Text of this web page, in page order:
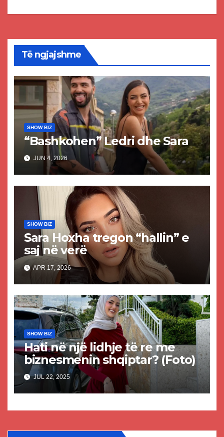
Të ngjajshme
SHOW BIZ
“Bashkohen” Ledri dhe Sara
JUN 4, 2026
SHOW BIZ
Sara Hoxha tregon “hallin” e
saj në verë
APR 17, 2026
SHOW BIZ
Hati në një lidhje të re me
biznesmenin shqiptar? (Foto)
JUL 22, 2025